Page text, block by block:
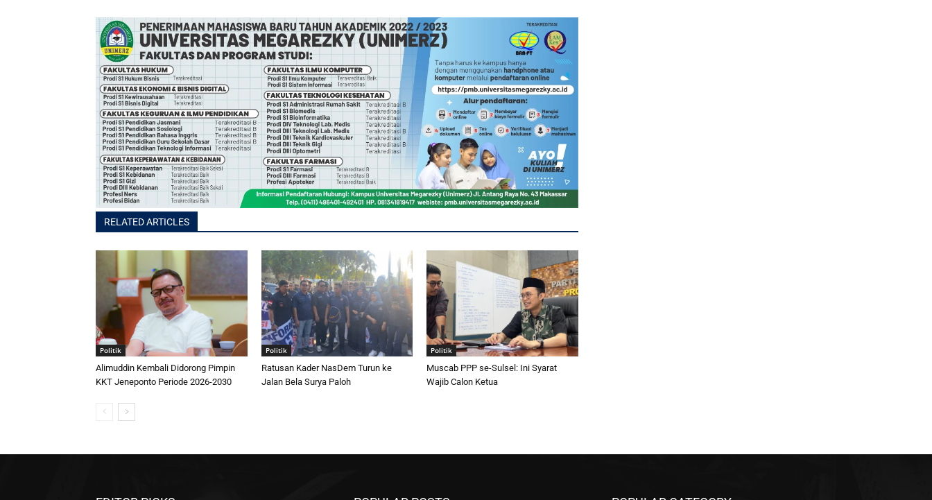
RELATED ARTICLES
Politik
Alimuddin Kembali Didorong Pimpin
KKT Jeneponto Periode 2026-2030
Politik
Ratusan Kader NasDem Turun ke
Jalan Bela Surya Paloh
Politik
Muscab PPP se-Sulsel: Ini Syarat
Wajib Calon Ketua